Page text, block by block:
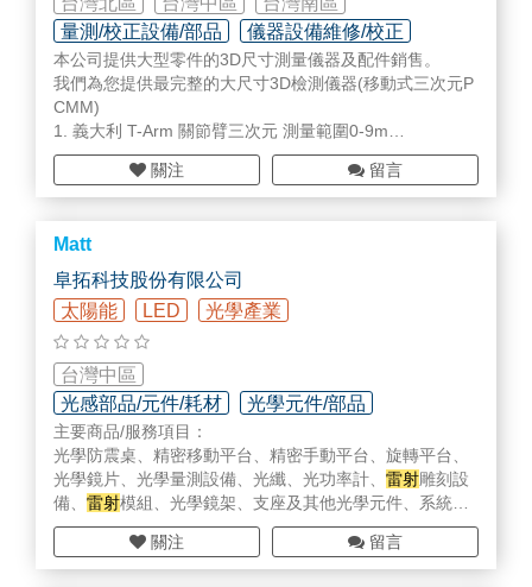
都證券交易所上市，於1976年在美國證券交易所上市。截
至2021年3月31日止，京瓷公司的年營業額為1兆5,268億
日元。作為領先世界的尖端陶瓷相關產品、電信設備、半
導體和電子元件開發商和製造商，京瓷在美國《富比士(Fo
rbes)》雜誌2021年全球2000大上市公司排行中排名第60
3位。
◆ 關於台灣京瓷辦公資訊系統股份有限公司
深耕台灣商務市場。京瓷的文件設備以對環境友善的長壽
結合彈性化的文件解決方案，與京瓷的卓越技術與豐富經
驗，京瓷將幫助客戶管理大量的數據資料和繁雜的工作流
程， 將資訊轉化為知識，協助企業建立永續經營的事業，
在競爭激烈的數位化時代中創造長期價值、取得先機。
◆ 主要商品 / 服務項目
進口及銷售 KYOCERA品牌之ECOSYS雷射
印表機、ECO
SYS多功能複合機、TASKalfa多功能複合機等商務文件設
備、文件管理解決方案，並提供產品販售及維修服務。
量測/校正設備/部品
儀器設備維修/校正
軟體/系統研發設計
本公司提供大型零件的3D尺寸測量儀器及配件銷售。
我們為您提供最完整的大尺寸3D檢測儀器(移動式三次元P
CMM)
1. 義大利 T-Arm 關節臂三次元 測量範圍0-9m
2. 瑞士 Leica雷射追蹤儀 : 測量範圍 : 0-320m
3. 挪威 光學筆 : 1.5-25m
4. 3D分析應用軟體 : NRK SA, Polyworks.
5. 荷蘭 MQ 工業用全站儀三腳架
6. 追蹤儀SMR反射球與球座
7. 測量服務
關注 留言
Matt
阜拓科技股份有限公司
太陽能
LED 光學產業
台灣中區
光感部品/元件/耗材
光學元件/部品
主要商品/服務項目：
光學防震桌、精密移動平台、精密手動平台、旋轉平台、
光學鏡片、光學量測設備、光纖、光功率計、 雷射雕刻設
備、 雷射模組、光學鏡架、支座及其他光學元件、系統整
合
關注 留言